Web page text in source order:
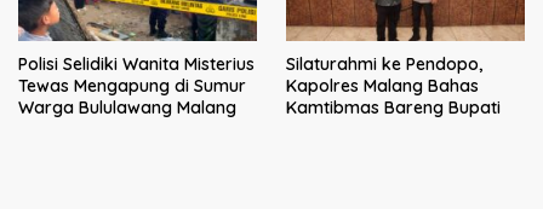
Polisi Selidiki Wanita Misterius
Tewas Mengapung di Sumur
Warga Bululawang Malang
Silaturahmi ke Pendopo,
Kapolres Malang Bahas
Kamtibmas Bareng Bupati